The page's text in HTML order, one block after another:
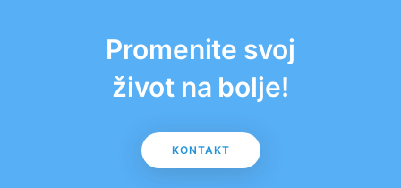
Promenite svoj
život na bolje!
KONTAKT